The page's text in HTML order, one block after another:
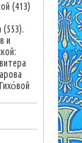
(413)
(553).
и